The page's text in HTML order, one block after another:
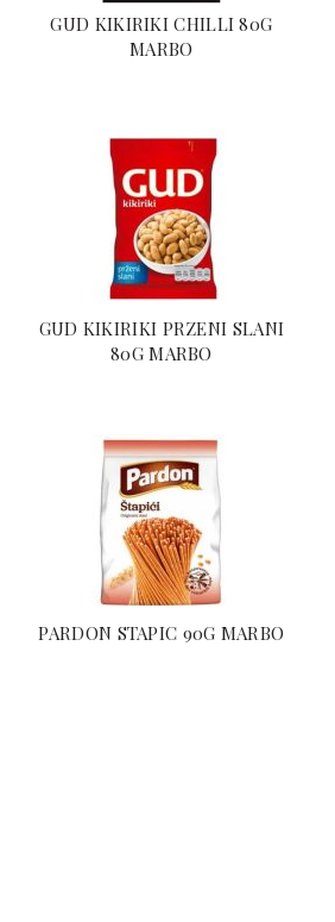
GUD KIKIRIKI CHILLI 80G
MARBO
GUD KIKIRIKI PRZENI SLANI
80G MARBO
PARDON STAPIC 90G MARBO